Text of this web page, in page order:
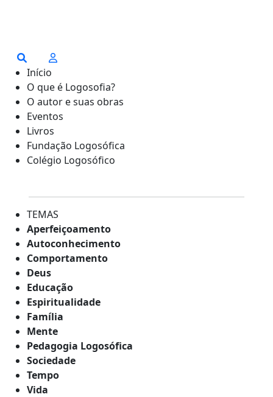
Início
O que é Logosofia?
O autor e suas obras
Eventos
Livros
Fundação Logosófica
Colégio Logosófico
TEMAS
Aperfeiçoamento
Autoconhecimento
Comportamento
Deus
Educação
Espiritualidade
Família
Mente
Pedagogia Logosófica
Sociedade
Tempo
Vida